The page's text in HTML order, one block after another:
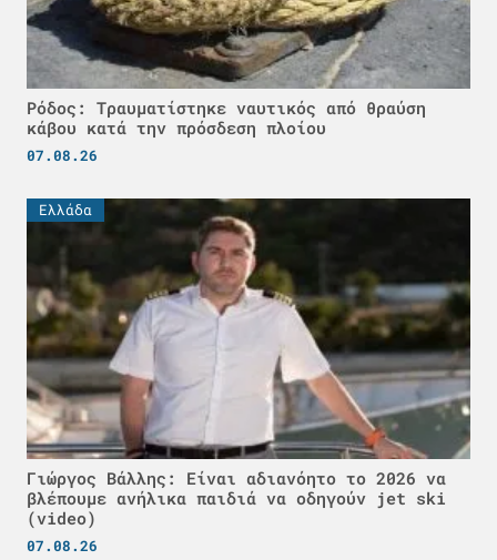
Ρόδος: Τραυματίστηκε ναυτικός από θραύση
κάβου κατά την πρόσδεση πλοίου
07.08.26
Ελλάδα
Γιώργος Βάλλης: Είναι αδιανόητο το 2026 να
βλέπουμε ανήλικα παιδιά να οδηγούν jet ski
(video)
07.08.26